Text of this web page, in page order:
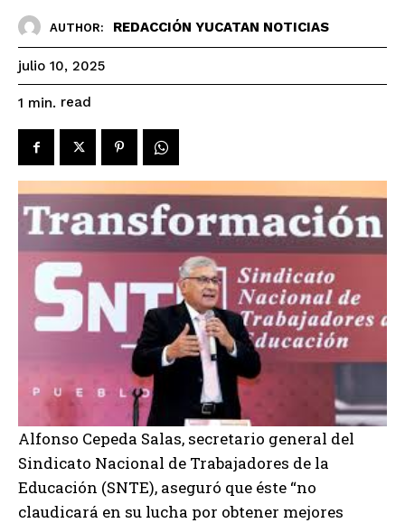
AUTHOR: REDACCIÓN YUCATAN NOTICIAS
julio 10, 2025
1 min. read
Alfonso Cepeda Salas, secretario general del
Sindicato Nacional de Trabajadores de la
Educación (SNTE), aseguró que éste “no
claudicará en su lucha por obtener mejores